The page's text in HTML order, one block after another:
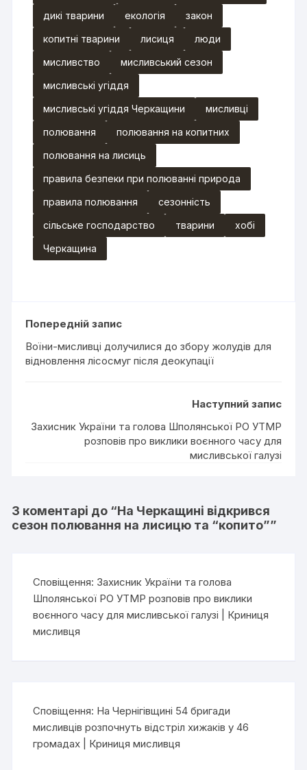
дикі тварини екологія
закон
копитні тварини
лисиця
люди
мисливство
мисливський сезон
мисливські угіддя
мисливські угіддя Черкащини
мисливці
полювання
полювання на копитних
полювання на лисиць
правила безпеки при полюванні природа
правила полювання
сезонність
сільське господарство
тварини
хобі
Черкащина
Попередній запис
Воїни-мисливці долучилися до збору жолудів для
відновлення лісосмуг після деокупації
Наступний запис
Захисник України та голова Шполянської РО УТМР
розповів про виклики воєнного часу для
мисливської галузі
3 коментарі до “На Черкащині відкрився
сезон полювання на лисицю та “копито””
Сповіщення: Захисник України та голова
Шполянської РО УТМР розповів про виклики
воєнного часу для мисливської галузі | Криниця
мисливця
Сповіщення: На Чернігівщині 54 бригади
мисливців розпочнуть відстріл хижаків у 46
громадах | Криниця мисливця